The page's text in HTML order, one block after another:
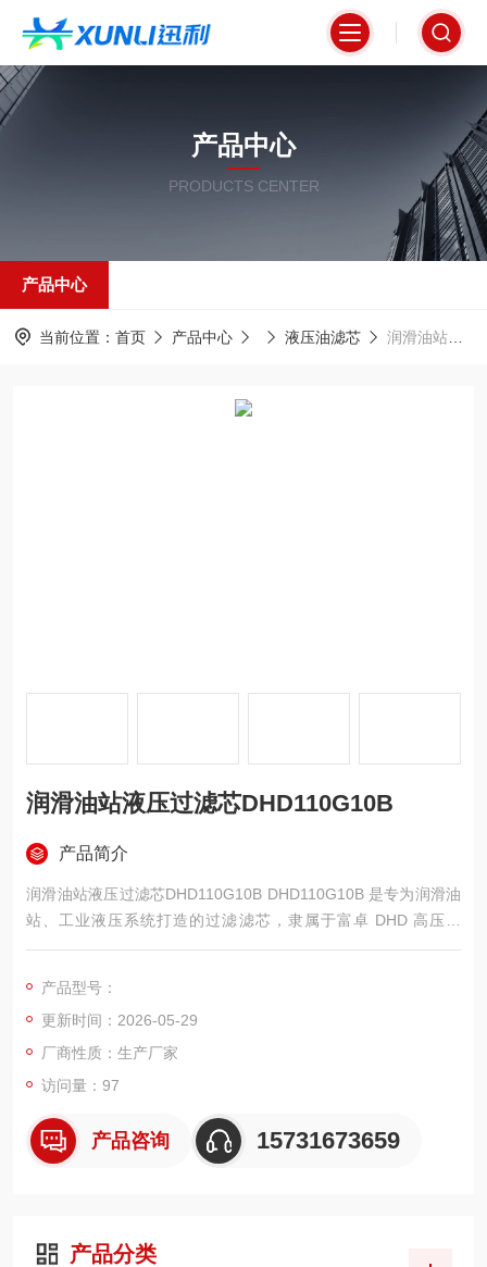
产品中心
PRODUCTS CENTER
产品中心
当前位置： 首页 产品中心 液压油滤芯 润滑油站液压过滤芯DHD110G10B
润滑油站液压过滤芯DHD110G10B
产品简介
润滑油站液压过滤芯DHD110G10B DHD110G10B 是专为润滑油
站、工业液压系统打造的过滤滤芯，隶属于富卓 DHD 高压系
列，额定流量 110L/min，过滤精度 10μm。产品采用多层玻璃纤
压 32MPa，适用温度区间 - 20℃~120℃。整体尺寸标准，可与
原装滤芯直接互换。
产品型号：
更新时间：2026-05-29
厂商性质：生产厂家
访问量：97
产品咨询 15731673659
产品分类